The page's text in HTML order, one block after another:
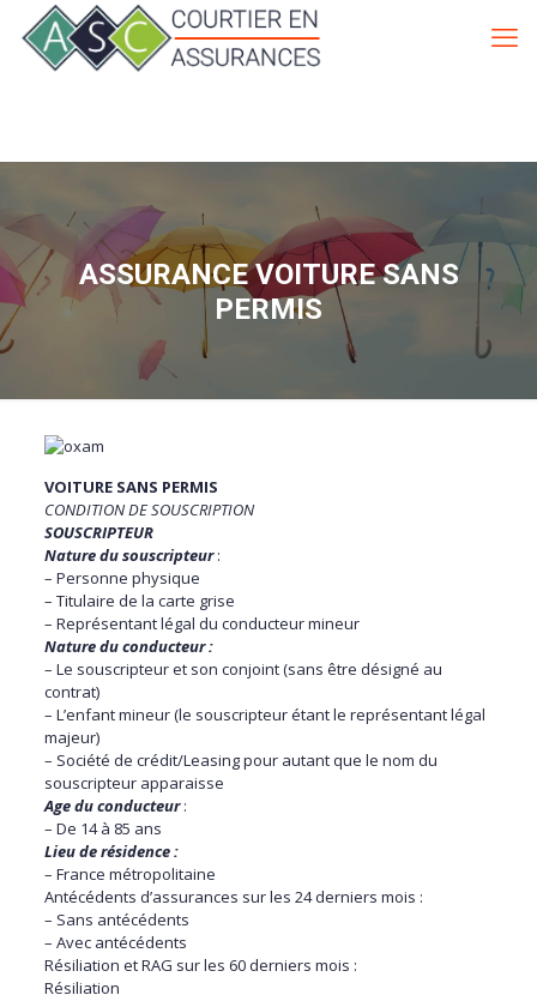
ASSURANCE VOITURE SANS
PERMIS
VOITURE SANS PERMIS
CONDITION DE SOUSCRIPTION
SOUSCRIPTEUR
Nature du souscripteur :
– Personne physique
– Titulaire de la carte grise
– Représentant légal du conducteur mineur
Nature du conducteur :
– Le souscripteur et son conjoint (sans être désigné au
contrat)
– L’enfant mineur (le souscripteur étant le représentant légal
majeur)
– Société de crédit/Leasing pour autant que le nom du
souscripteur apparaisse
Age du conducteur:
– De 14 à 85 ans
Lieu de résidence :
– France métropolitaine
Antécédents d’assurances sur les 24 derniers mois :
– Sans antécédents
– Avec antécédents
Résiliation et RAG sur les 60 derniers mois :
Résiliation